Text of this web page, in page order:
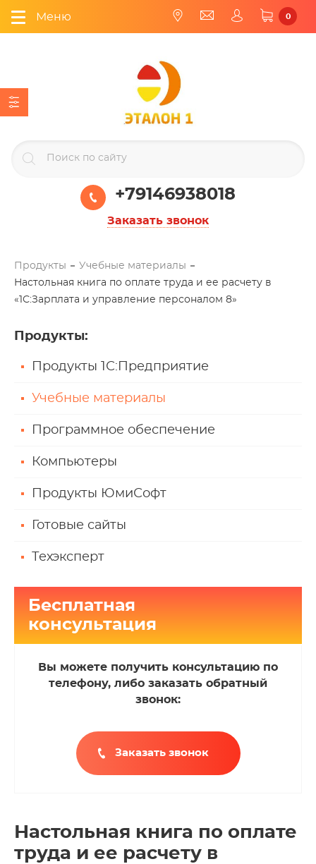
Меню 0
+79146938018
Заказать звонок
Продукты
Учебные материалы
Настольная книга по оплате труда и ее расчету в
«1С:Зарплата и управление персоналом 8»
Продукты:
Продукты 1С:Предприятие
Учебные материалы
Программное обеспечение
Компьютеры
Продукты ЮмиСофт
Готовые сайты
Техэксперт
Бесплатная
консультация
Вы можете получить консультацию по
телефону, либо заказать обратный
звонок:
Заказать звонок
Настольная книга по оплате
труда и ее расчету в